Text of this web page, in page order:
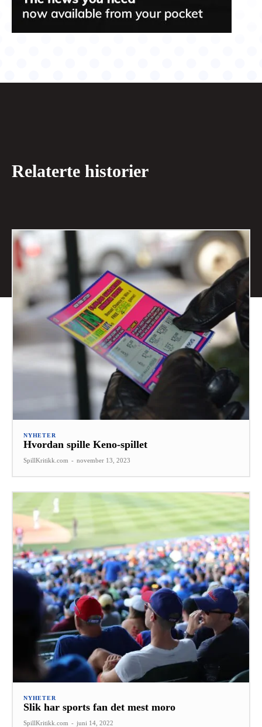
Relaterte historier
NYHETER
Hvordan spille Keno-spillet
SpillKritikk.com - november 13, 2023
NYHETER
Slik har sports fan det mest moro
SpillKritikk.com - juni 14, 2022